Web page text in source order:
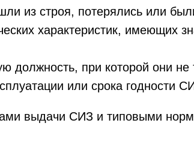
из строя, потерялись или
характеристик, имеющих
должность, при которой они не
или срока годности
выдачи СИЗ и типовыми